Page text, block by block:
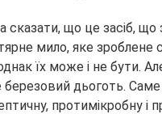
що це засіб, що
мило, яке зроблене
їх може і не бути.
дьоготь.
протимікробну і